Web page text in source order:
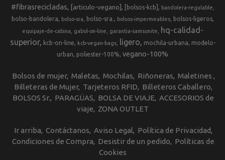
#fibrasrecicladas [articulo-vegano] [bolsos-kcb] bandolera-regulable
bolso-bandolera bolso-sra bolso-sra. bolsos-impermeables bolsos-ligeros
equipaje-de-cabina gabol-on-line garantia-samsonite
hq-calidad-
superior
kcb-on-line kcb-vegan-bags ligero mochila-urbana
modelo-
urban
poliester-100% vegano-100%
Bolsos de mujer Maletas Mochilas Riñoneras Maletines
Billeteras de Mujer Tarjeteros RFID
Billeteros Caballero
BOLSOS Sr.
PARAGÜAS BOLSA DE VIAJE ACCESORIOS de
viaje
ZONA OUTLET
Ir arriba Contáctanos Aviso Legal
Política de Privacidad
Condiciones de Compra
Desistir de un pedido
Políticas de
Cookies